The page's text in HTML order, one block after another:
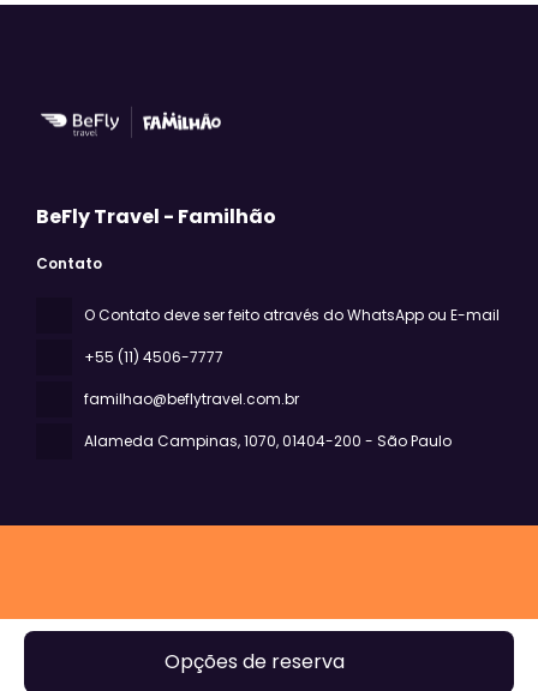
Opções de reserva
BeFly Travel - Familhão
Contato
O Contato deve ser feito através do WhatsApp ou E-mail
+55 (11) 4506-7777
familhao@beflytravel.com.br
Alameda Campinas, 1070, 01404-200 - São Paulo
Política de privacidade